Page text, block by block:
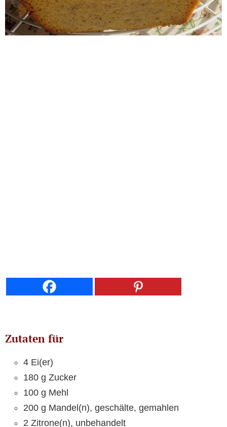
Zutaten für
4 Ei(er)
180 g Zucker
100 g Mehl
200 g Mandel(n), geschälte, gemahlen
2 Zitrone(n), unbehandelt